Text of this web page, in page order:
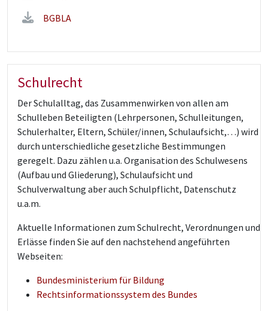
BGBLA
Schulrecht
Der Schulalltag, das Zusammenwirken von allen am
Schulleben Beteiligten (Lehrpersonen, Schulleitungen,
Schulerhalter, Eltern, Schüler/innen, Schulaufsicht,…) wird
durch unterschiedliche gesetzliche Bestimmungen
geregelt. Dazu zählen u.a. Organisation des Schulwesens
(Aufbau und Gliederung), Schulaufsicht und
Schulverwaltung aber auch Schulpflicht, Datenschutz
u.a.m.
Aktuelle Informationen zum Schulrecht, Verordnungen und
Erlässe finden Sie auf den nachstehend angeführten
Webseiten:
Bundesministerium für Bildung
Rechtsinformationssystem des Bundes